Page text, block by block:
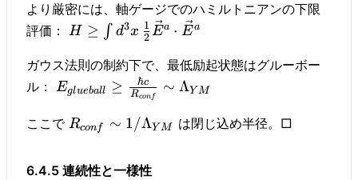
より厳密には、軸ゲージでのハミルトニアンの下限
評価： H ≥ ∫ d3x 2
1 Ea ⋅ Ea
ガウス法則の制約下で、最低励起状態はグルーボー
ル： Eglueball ≥ Rconf
ℏc ∼ ΛY M
ここで Rconf ∼ 1/ΛY M は閉じ込め半径。□
6.4.5 連続性と一様性